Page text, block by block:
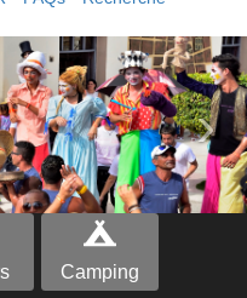
›
Camping